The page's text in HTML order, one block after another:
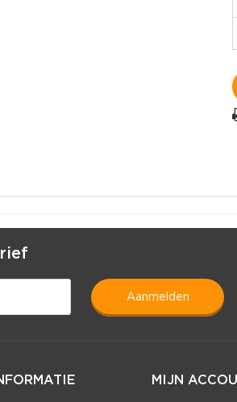
aanmelden
MIJN